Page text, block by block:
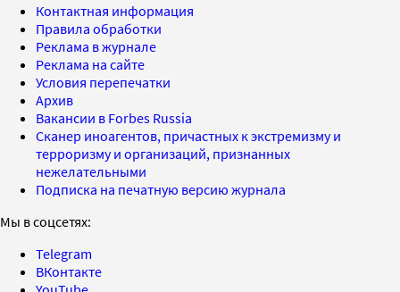
Контактная информация
Правила обработки
Реклама в журнале
Реклама на сайте
Условия перепечатки
Архив
Вакансии в Forbes Russia
Сканер иноагентов, причастных к экстремизму и
терроризму и организаций, признанных
нежелательными
Подписка на печатную версию журнала
Мы в соцсетях:
Telegram
ВКонтакте